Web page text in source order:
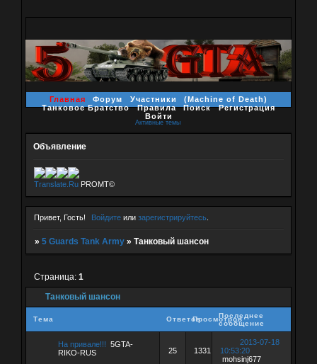
Главная Форум Участники
(Machine of Death)
Танковое Братство
Правила Поиск
Регистрация
Войти
Активные темы
Объявление
Translate.RuPROMT©
Привет, Гость! Войдите илизарегистрируйтесь
» 5 Guards Tank Army » Танковый шансон
Танковый шансон
Страница: 1
Тема ОтветовПросмотров
Последнее
сообщение
На привале!!! 5GTA-
RIKO-RUS
25 1331
2013-07-18
10:53:20
mohsinj677